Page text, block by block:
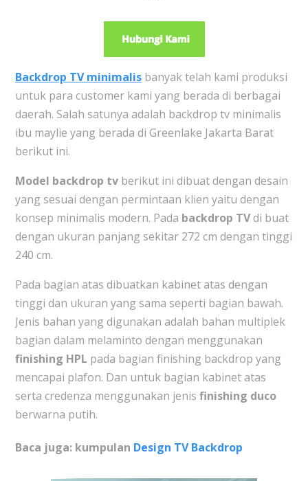
Backdrop TV minimalisbanyak telah kami produksi
untuk para customer kami yang berada di berbagai
daerah. Salah satunya adalah backdrop tv minimalis
ibu maylie yang berada di Greenlake Jakarta Barat
berikut ini.
Model backdrop tvberikut ini dibuat dengan desain
yang sesuai dengan permintaan klien yaitu dengan
konsep minimalis modern. Pada backdrop TVdi buat
dengan ukuran panjang sekitar 272 cm dengan tinggi
240 cm.
Pada bagian atas dibuatkan kabinet atas dengan
tinggi dan ukuran yang sama seperti bagian bawah.
Jenis bahan yang digunakan adalah bahan multiplek
bagian dalam melaminto dengan menggunakan
finishing HPL pada bagian finishing backdrop yang
mencapai plafon. Dan untuk bagian kabinet atas
serta credenza menggunakan jenis finishing duco
berwarna putih.
Baca juga: kumpulan Design TV Backdrop